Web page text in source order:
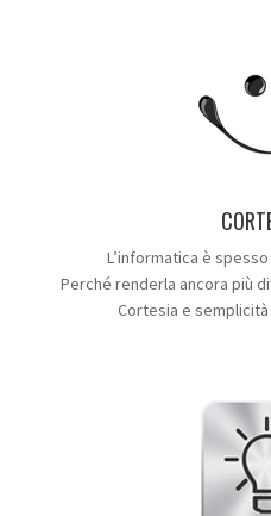
L’informatica è
Perché renderla ancora più
Cortesia e